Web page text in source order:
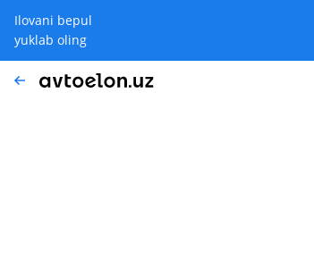
Ilovani bepul
yuklab oling